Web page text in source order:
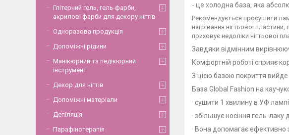
- це холодна база, яка
Рекомендується просушити
нагрівання нігтьової
приховує недоліки нігтьової
Завдяки відмінним
Комфортній роботі сприяє
З цією базою покриття вийде
База Global Fashion на
· сушити 1 хвилину в УФ
· збільшує носіння гель-лаку
· Вона допомагає ефективно
Глітерний гель, гель-фарби,
акрилові фарби для декору нігтів
Одноразова продукція
Допоміжні рідини
Манікюрний та педікюрний
інструмент
Декор для нігтів
Допоміжні матеріали
Депіляція
Парафінотерапія